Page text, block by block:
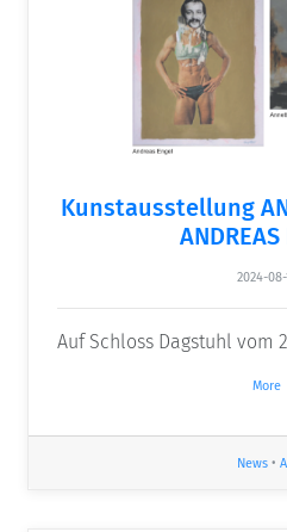
Kunstausstellung
ANDREAS
2024-08-
Auf Schloss Dagstuhl vom
More
News •